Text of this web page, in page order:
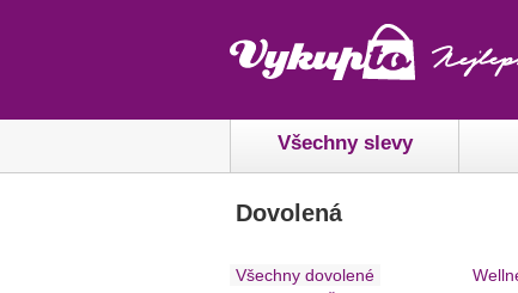
Všechny slevy
Dovolená
Všechny dovolené